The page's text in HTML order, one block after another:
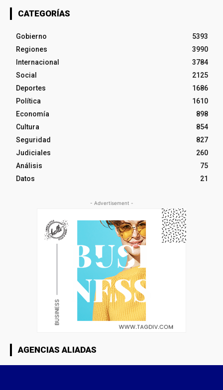
CATEGORÍAS
Gobierno
5393
Regiones
3990
Internacional
3784
Social
2125
Deportes
1686
Política
1610
Economía
898
Cultura
854
Seguridad
827
Judiciales
260
Análisis
75
Datos
21
- Advertisement -
AGENCIAS ALIADAS